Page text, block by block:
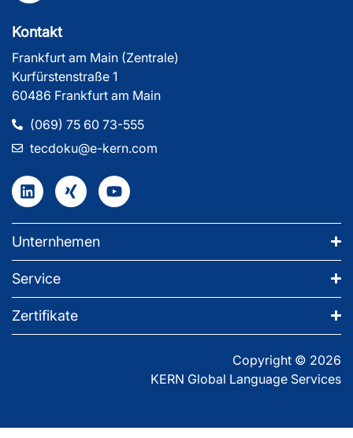
Kontakt
Frankfurt am Main (Zentrale)
Kurfürstenstraße 1
60486 Frankfurt am Main
(069) 75 60 73-555
tecdoku@e-kern.com
Unternhemen
Service
Zertifikate
Copyright © 2026
KERN Global Language Services